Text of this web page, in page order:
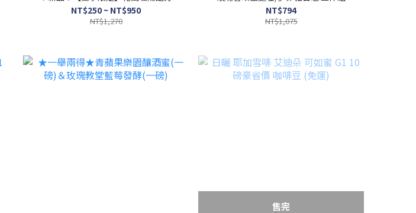
NT$250 ~ NT$950
NT$1,270
NT$794
NT$1,075
售完